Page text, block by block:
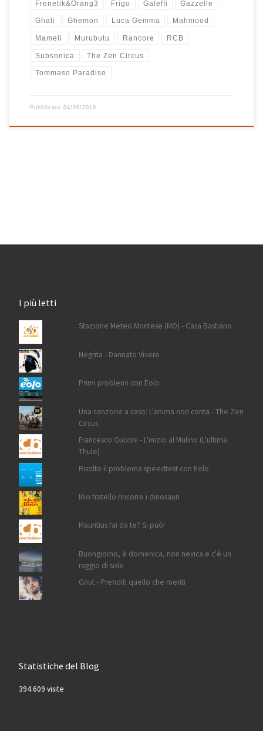
Frenetik&Orang3 Frigo Galeffi Gazzelle
Ghali Ghemon Luca Gemma Mahmood
Mameli Murubutu Rancore RCB
Subsonica The Zen Circus
Tommaso Paradiso
Pubblicato 04/09/2019
I più letti
Stazione Meteo Montese (MO) - Casa Bastiano
Negrita - Dannato Vivere
Primi problemi con Eolo
Una canzone a caso: L'anima non conta - The Zen
Circus
Francesco Guccini - L'inizio al Mulino (L'ultima
Thule)
Risolto il problema speedtest con Eolo
Mio fratello rincorre i dinosauri
Mauritius fai da te? Si può!
Buongiorno, è domenica, non nevica e c'è un
raggio di sole
Gnut - Prenditi quello che meriti
Statistiche del Blog
394.609 visite